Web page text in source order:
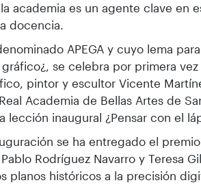
academia es un agente clave en
docencia.
APEGA y cuyo lema
se celebra por primera
pintor y escultor Vicente
Academia de Bellas Artes de
lección inaugural ¿Pensar con el
se ha entregado el
Rodríguez Navarro y Teresa
planos históricos a la precisión